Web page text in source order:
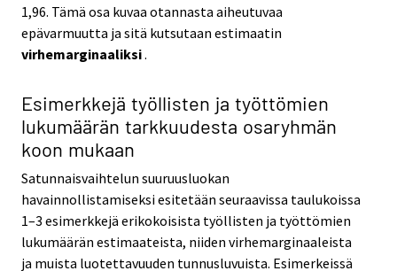
1,96. Tämä osa kuvaa otannasta aiheutuvaa
epävarmuutta ja sitä kutsutaan estimaatin
virhemarginaaliksi.
Esimerkkejä työllisten ja työttömien
lukumäärän tarkkuudesta osaryhmän
koon mukaan
Satunnaisvaihtelun suuruusluokan
havainnollistamiseksi esitetään seuraavissa taulukoissa
1–3 esimerkkejä erikokoisista työllisten ja työttömien
lukumäärän estimaateista, niiden virhemarginaaleista
ja muista luotettavuuden tunnusluvuista. Esimerkeissä